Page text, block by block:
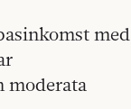
med
moderata